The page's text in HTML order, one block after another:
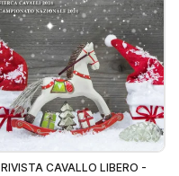
RIVISTA CAVALLO LIBERO -